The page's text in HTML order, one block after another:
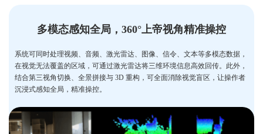
多模态感知全局，360°上帝视角精准操控
系统可同时处理视频、音频、激光雷达、图像、信令、文本等多模态数据，
在视觉无法覆盖的区域，可通过激光雷达将三维环境信息高效回传。此外，
结合第三视角切换、全景拼接与 3D 重构，可全面消除视觉盲区，让操作者
沉浸式感知全局，精准操控。